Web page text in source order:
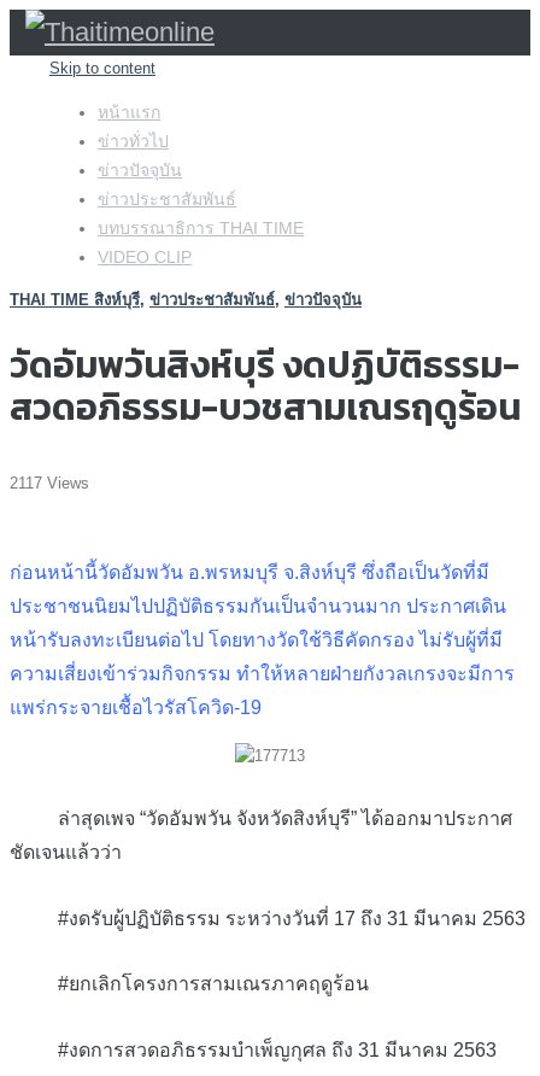
Skip to content
หน้าแรก
ข่าวทั่วไป
ข่าวปัจจุบัน
ข่าวประชาสัมพันธ์
บทบรรณาธิการ THAI TIME
VIDEO CLIP
THAI TIME สิงห์บุรี, ข่าวประชาสัมพันธ์, ข่าวปัจจุบัน
วัดอัมพวันสิงห์บุรี งดปฏิบัติธรรม-
สวดอภิธรรม-บวชสามเณรฤดูร้อน
2117 Views
ก่อนหน้านี้วัดอัมพวัน อ.พรหมบุรี จ.สิงห์บุรี ซึ่งถือเป็นวัดที่มี
ประชาชนนิยมไปปฏิบัติธรรมกันเป็นจำนวนมาก ประกาศเดิน
หน้ารับลงทะเบียนต่อไป โดยทางวัดใช้วิธีคัดกรอง ไม่รับผู้ที่มี
ความเสี่ยงเข้าร่วมกิจกรรม ทำให้หลายฝ่ายกังวลเกรงจะมีการ
แพร่กระจายเชื้อไวรัสโควิด-19
ล่าสุดเพจ “วัดอัมพวัน จังหวัดสิงห์บุรี” ได้ออกมาประกาศ
ชัดเจนแล้วว่า
#งดรับผู้ปฏิบัติธรรม ระหว่างวันที่ 17 ถึง 31 มีนาคม 2563
#ยกเลิกโครงการสามเณรภาคฤดูร้อน
#งดการสวดอภิธรรมบำเพ็ญกุศล ถึง 31 มีนาคม 2563